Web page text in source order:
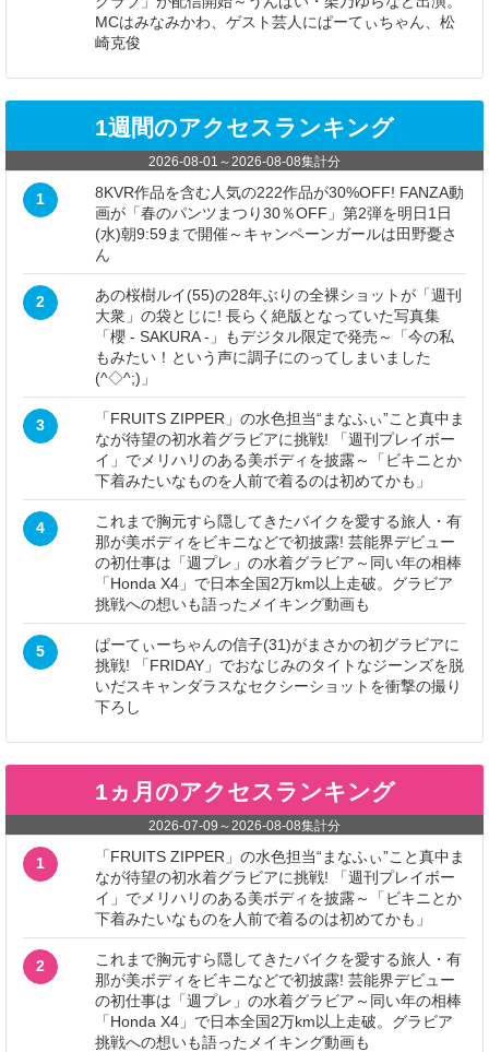
MCはみなみかわ、ゲスト芸人にぱーてぃちゃん、松
崎克俊
1週間のアクセスランキング
2026-08-01 ～ 2026-08-08集計分
1
8KVR作品を含む人気の222作品が30%OFF! FANZA動
画が「春のパンツまつり30％OFF」第2弾を明日1日
(水)朝9:59まで開催～キャンペーンガールは田野憂さ
ん
2
あの桜樹ルイ(55)の28年ぶりの全裸ショットが「週刊
大衆」の袋とじに! 長らく絶版となっていた写真集
「櫻 - SAKURA -」もデジタル限定で発売～「今の私
もみたい！という声に調子にのってしまいました
(^◇^;)」
3
「FRUITS ZIPPER」の水色担当“まなふぃ”こと真中ま
なが待望の初水着グラビアに挑戦! 「週刊プレイボー
イ」でメリハリのある美ボディを披露～「ビキニとか
下着みたいなものを人前で着るのは初めてかも」
4
これまで胸元すら隠してきたバイクを愛する旅人・有
那が美ボディをビキニなどで初披露! 芸能界デビュー
の初仕事は「週プレ」の水着グラビア～同い年の相棒
「Honda X4」で日本全国2万km以上走破。グラビア
挑戦への想いも語ったメイキング動画も
5
ぱーてぃーちゃんの信子(31)がまさかの初グラビアに
挑戦! 「FRIDAY」でおなじみのタイトなジーンズを脱
いだスキャンダラスなセクシーショットを衝撃の撮り
下ろし
1ヵ月のアクセスランキング
2026-07-09 ～ 2026-08-08集計分
1
「FRUITS ZIPPER」の水色担当“まなふぃ”こと真中ま
なが待望の初水着グラビアに挑戦! 「週刊プレイボー
イ」でメリハリのある美ボディを披露～「ビキニとか
下着みたいなものを人前で着るのは初めてかも」
2
これまで胸元すら隠してきたバイクを愛する旅人・有
那が美ボディをビキニなどで初披露! 芸能界デビュー
の初仕事は「週プレ」の水着グラビア～同い年の相棒
「Honda X4」で日本全国2万km以上走破。グラビア
挑戦への想いも語ったメイキング動画も